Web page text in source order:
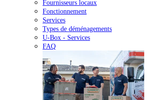
Fournisseurs locaux
Fonctionnement
Services
Types de déménagements
U-Box - Services
FAQ